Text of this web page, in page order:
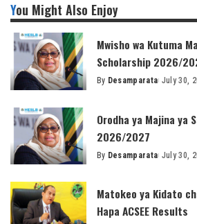
You Might Also Enjoy
Mwisho wa Kutuma
Scholarship 2026/
Posted
By Desamparata July 30,
Orodha ya Majina ya
2026/2027
Posted
By Desamparata July 30,
Matokeo ya Kidato
Hapa ACSEE Results